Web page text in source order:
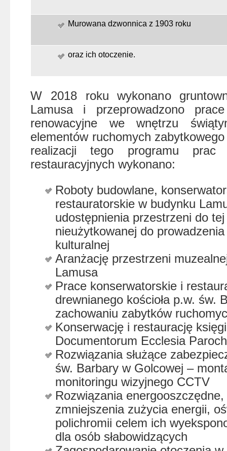
Murowana dzwonnica z 1903 roku
oraz ich otoczenie.
W 2018 roku wykonano
Lamusa i przeprowadzono
renowacyjne we wnętrzu
elementów ruchomych
realizacji tego programu prac
restauracyjnych wykonano:
Roboty budowlane,
restauratorskie w budynku
udostępnienia przestrzeni do
nieużytkowanej do prowadzenia
kulturalnej
Aranżację przestrzeni
Lamusa
Prace konserwatorskie i
drewnianego kościoła p.w. św.
zachowaniu zabytków
Konserwację i restaurację
Documentorum Ecclesia
Rozwiązania służące
św. Barbary w Golcowej –
monitoringu wizyjnego CCTV
Rozwiązania
zmniejszenia zużycia energii,
polichromii celem ich
dla osób słabowidzących